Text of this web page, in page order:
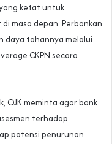
ketat untuk
masa depan. Perbankan
daya tahannya melalui
CKPN secara
OJK meminta agar bank
terhadap
potensi penurunan